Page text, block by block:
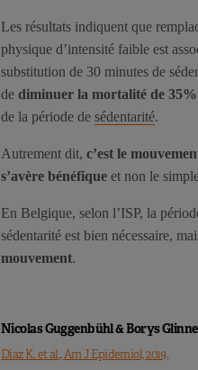
Les résultats indiquent que
physique d’intensité faible est
substitution de 30 minutes de
de diminuer la mortalité de 35%
de la période de sédentarité.
Autrement dit, c’est le
s’avère bénéfique et non le
En Belgique, selon l’ISP, la
sédentarité est bien nécessaire,
mouvement.
Nicolas Guggenbühl & Borys Glinne
Diaz K. et al., Am J Epidemiol, 2019.